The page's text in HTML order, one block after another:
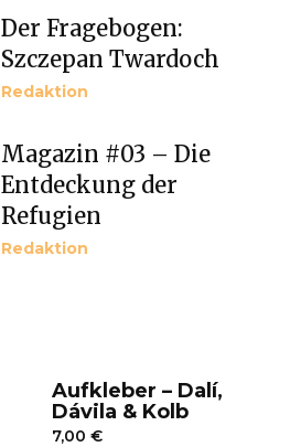
Der Fragebogen:
Szczepan Twardoch
Redaktion
Magazin #03 – Die
Entdeckung der
Refugien
Redaktion
Aufkleber – Dalí,
Dávila & Kolb
7,00 €